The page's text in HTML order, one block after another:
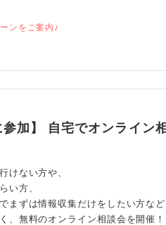
ンをご案内♪
参加】 自宅でオンライン
けない方や、
い方、
まずは情報収集だけをしたい方など
、無料のオンライン相談会を開催！